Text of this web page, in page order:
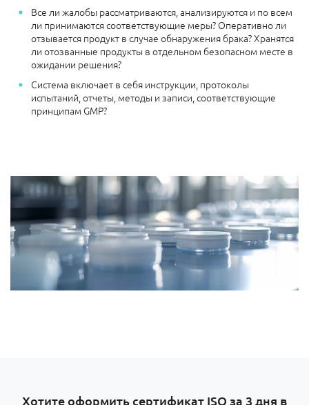
Все ли жалобы рассматриваются, анализируются и по всем
ли принимаются соответствующие меры? Оперативно ли
отзывается продукт в случае обнаружения брака? Хранятся
ли отозванные продукты в отдельном безопасном месте в
ожидании решения?
Система включает в себя инструкции, протоколы
испытаний, отчеты, методы и записи, соответствующие
принципам GMP?
Хотите оформить сертификат ISO за 3 дня в